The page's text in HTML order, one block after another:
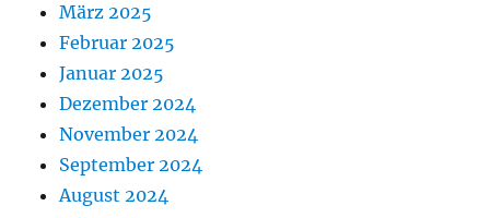
März 2025
Februar 2025
Januar 2025
Dezember 2024
November 2024
September 2024
August 2024